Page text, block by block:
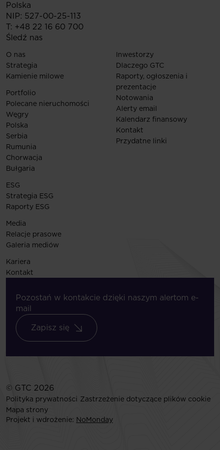
Polska
NIP: 527-00-25-113
T: +48 22 16 60 700
Śledź nas
O nas
Strategia
Kamienie milowe
Portfolio
Polecane nieruchomości
Węgry
Polska
Serbia
Rumunia
Chorwacja
Bułgaria
Inwestorzy
Dlaczego GTC
Raporty, ogłoszenia i
prezentacje
Notowania
Alerty email
Kalendarz finansowy
Kontakt
Przydatne linki
ESG
Strategia ESG
Raporty ESG
Media
Relacje prasowe
Galeria mediów
Kariera
Kontakt
Pozostań w kontakcie dzięki naszym alertom e-
mail
Zapisz się
© GTC 2026
Polityka prywatności Zastrzeżenie dotyczące plików cookie
Mapa strony
Projekt i wdrożenie: NoMonday